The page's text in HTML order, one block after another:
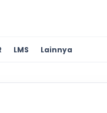
LMS Lainnya